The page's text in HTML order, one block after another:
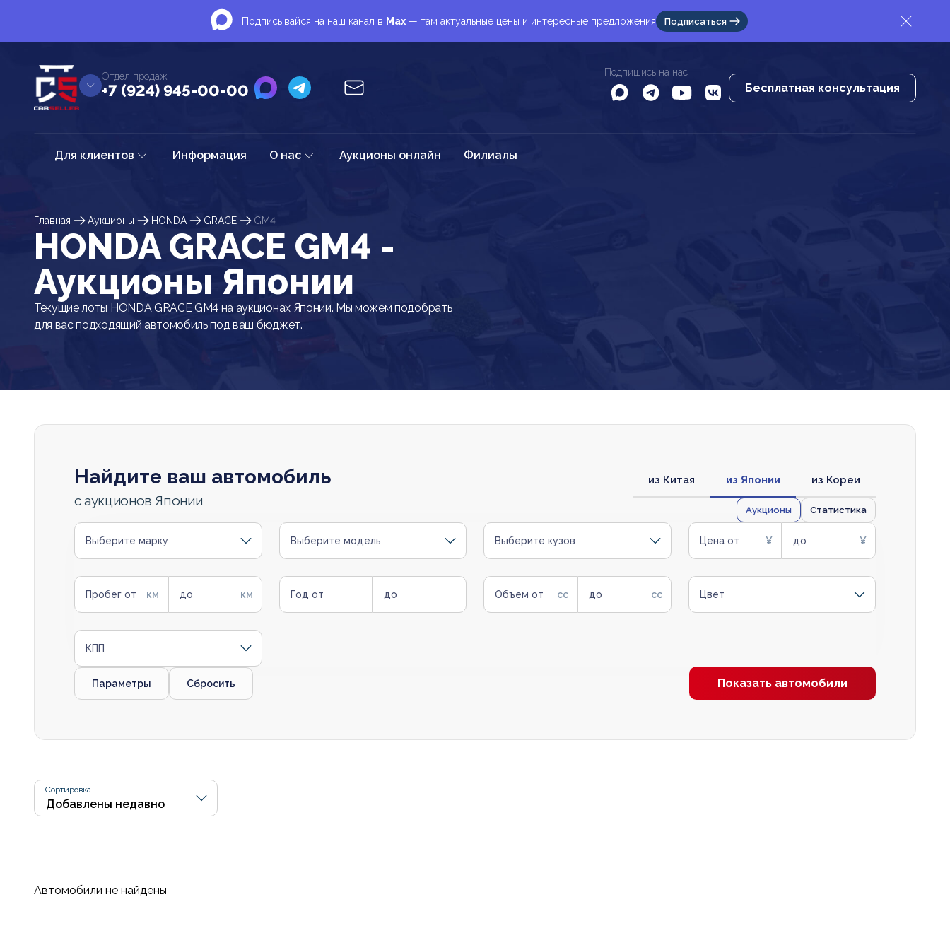
Подписывайся на наш канал в Max — там актуальные цены и интересные предложения Подписаться
Отдел продаж
+7 (924) 945-00-00
Подпишись на нас
Бесплатная консультация
Для клиентов Информация О нас Аукционы онлайн Филиалы
Главная Аукционы HONDA GRACE GM4
HONDA GRACE GM4 -
Аукционы Японии
Текущие лоты HONDA GRACE GM4 на аукционах Японии. Мы можем подобрать
для вас подходящий автомобиль под ваш бюджет.
Найдите ваш автомобиль
с аукционов Японии
из Китая из Японии из Кореи
Аукционы Статистика
Выберите марку Выберите модель Выберите кузов Цена от до
Пробег от до Год от до Объем от до Цвет
КПП
Параметры Сбросить Показать автомобили
Сортировка
Автомобили не найдены